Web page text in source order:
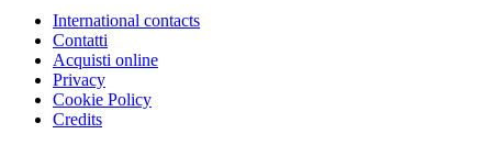
International contacts
Contatti
Acquisti online
Privacy
Cookie Policy
Credits